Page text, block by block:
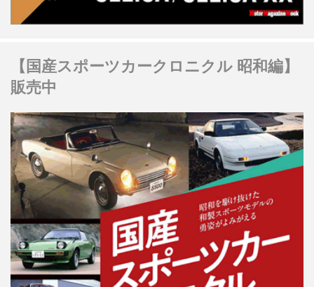
【国産スポーツカークロニクル 昭和編】
販売中